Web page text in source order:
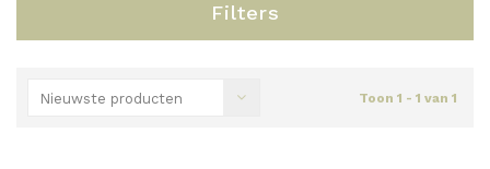
Filters
Nieuwste producten Toon 1 - 1 van 1